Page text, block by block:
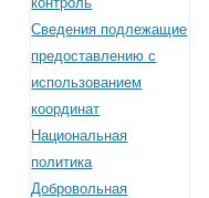
Сведения подлежащие
предоставлению с
использованием
координат
Национальная
политика
Добровольная